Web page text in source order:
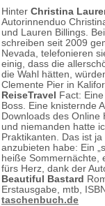
Hinter Christina
Autorinnenduo
und Lauren Billings.
schreiben seit 2009
Nevada, telefonieren
einig, dass die
die Wahl hätten,
Clemente Pier in
ReiseTravel Fact:
Boss. Eine knisternde
Downloads des Online
und niemanden hatte
Praktikanten. Das ist
anzubieten habe: Ein
heiße Sommernächte,
fürs Herz, dank der
Beautiful Bastard
Erstausgabe, mtb,
taschenbuch.de